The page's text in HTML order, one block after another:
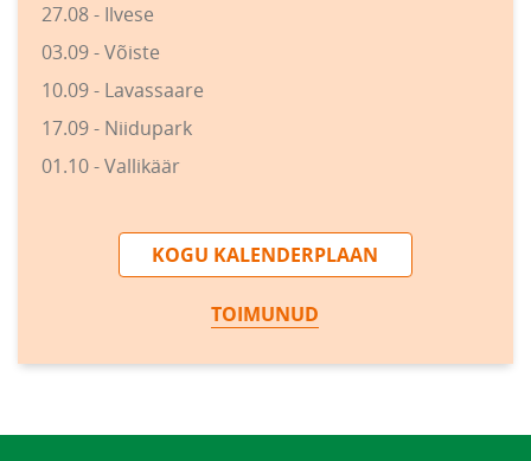
27.08 - Ilvese
03.09 - Võiste
10.09 - Lavassaare
17.09 - Niidupark
01.10 - Vallikäär
KOGU KALENDERPLAAN
TOIMUNUD